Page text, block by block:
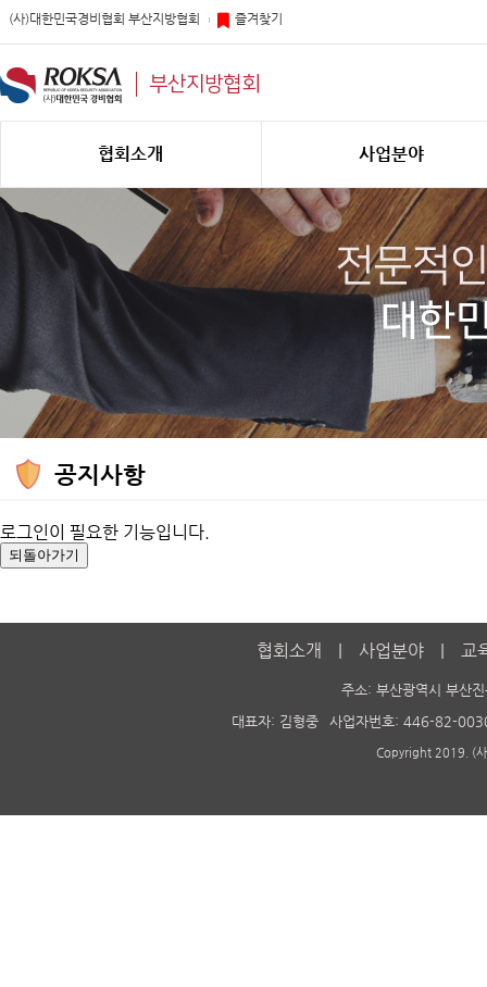
(사)대한민국경비협회 부산지방협회 즐겨찾기
부산지방협회
협회소개 사업분야
공지사항
로그인이 필요한 기능입니다.
협회소개 사업분야 교
주소: 부산광역시 부산
대표자: 김형중
사업자번호: 446-82-
Copyright 2019. (사